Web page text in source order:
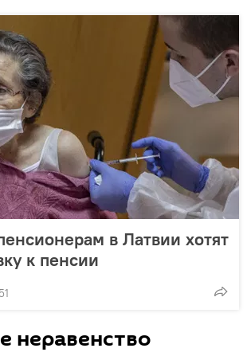
в Латвии хотят
к пенсии
неравенство